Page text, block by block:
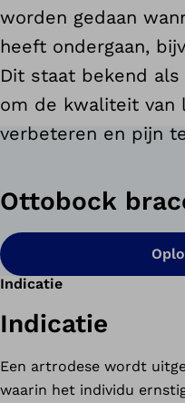
worden gedaan
heeft ondergaan,
Dit staat bekend
om de kwaliteit van
verbeteren en pijn
Ottobock
Indicatie
Indicatie
Een artrodese wordt
waarin het individu